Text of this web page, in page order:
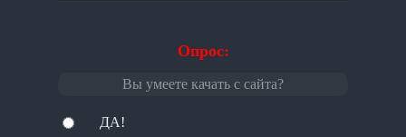
Опрос:
Вы умеете качать с сайта?
ДА!